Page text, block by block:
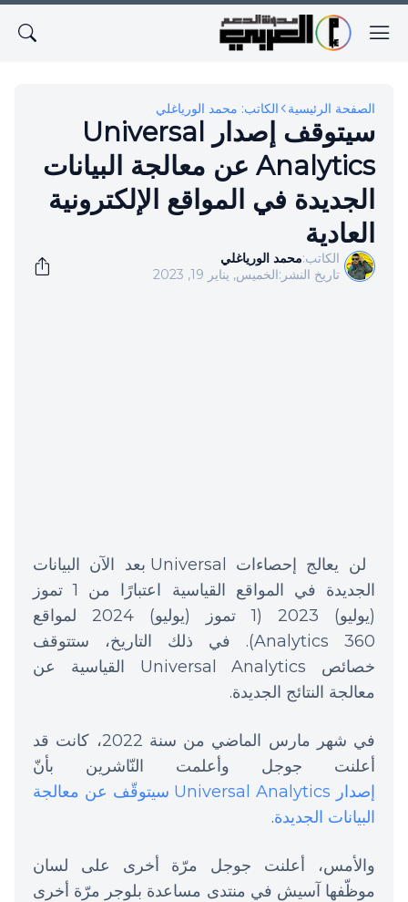
الصفحة الرئيسية الكاتب: محمد الورياغلي
سيتوقف إصدار Universal
Analytics عن معالجة البيانات
الجديدة في المواقع الإلكترونية
العادية
الكاتب:محمد الورياغلي
تاريخ النشر:الخميس, يناير 19, 2023
لن يعالج إحصاءات Universal بعد الآن البيانات
الجديدة في المواقع القياسية اعتبارًا من 1 تموز
(يوليو) 2023 (1 تموز (يوليو) 2024 لمواقع
Analytics 360). في ذلك التاريخ، ستتوقف
خصائص Universal Analytics القياسية عن
معالجة النتائج الجديدة.
في شهر مارس الماضي من سنة 2022، كانت قد
أعلنت جوجل وأعلمت النّاشرين بأنّ
إصدار Universal Analytics سيتوقّف عن معالجة
البيانات الجديدة.
والأمس، أعلنت جوجل مرّة أخرى على لسان
موظّفها آسيش في منتدى مساعدة بلوجر مرّة أخرى